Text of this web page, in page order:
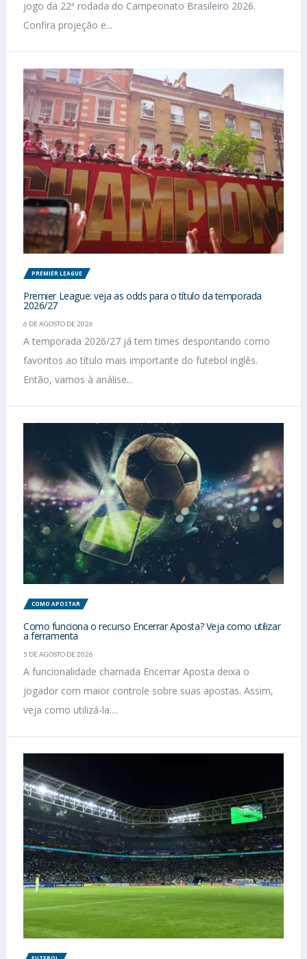
jogo da 22ª rodada do Campeonato Brasileiro 2026.
Confira projeção e...
PREMIER LEAGUE
Premier League: veja as odds para o título da temporada
2026/27
6 DE AGOSTO DE 2026
A temporada 2026/27 já tem times despontando como
favoritos ao título mais importante do futebol inglês.
Então, vamos à análise...
COMO APOSTAR
Como funciona o recurso Encerrar Aposta? Veja como utilizar
a ferramenta
5 DE AGOSTO DE 2026
A funcionalidade chamada Encerrar Aposta deixa o
jogador com maior controle sobre suas apostas. Assim,
veja como utilizá-la....